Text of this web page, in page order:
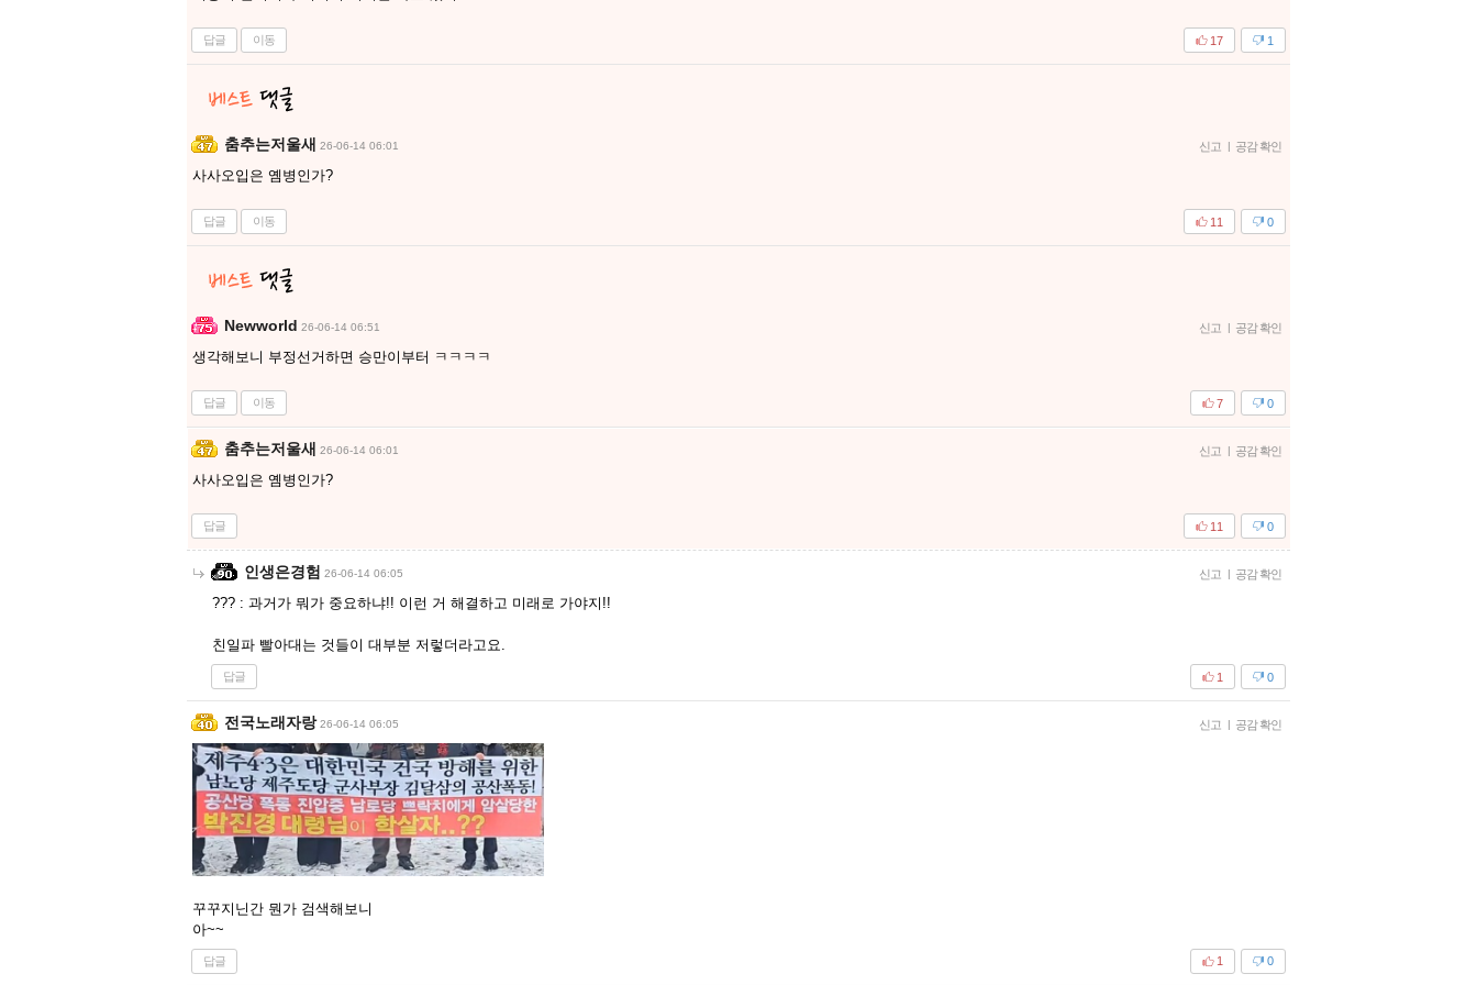
답글 이동 1
17
춤추는저울새 26-06-14 06:01 신고 | 공감 확인
사사오입은 옘병인가?
답글 이동 0
11
Newworld 26-06-14 06:51 신고 | 공감 확인
생각해보니 부정선거하면 승만이부터 ㅋㅋㅋㅋ
답글 이동 0
7
춤추는저울새 26-06-14 06:01 신고 | 공감 확인
사사오입은 옘병인가?
답글 0
11
인생은경험 26-06-14 06:05 신고 | 공감 확인
??? : 과거가 뭐가 중요하냐!! 이런 거 해결하고 미래로 가야지!!
친일파 빨아대는 것들이 대부분 저렇더라고요.
답글 0
1
전국노래자랑 26-06-14 06:05 신고 | 공감 확인
꾸꾸지닌간 뭔가 검색해보니
아~~
답글 0
1